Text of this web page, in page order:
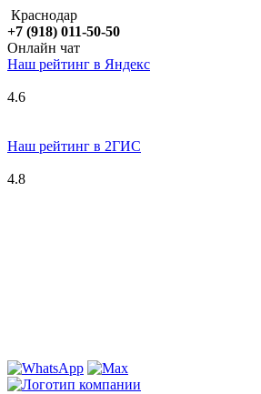
Краснодар
+7 (918) 011-50-50
Онлайн чат
Наш рейтинг в Яндекс
4.6
Наш рейтинг в 2ГИС
4.8